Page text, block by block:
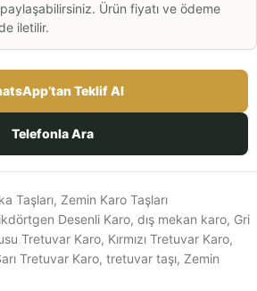
Ürün fiyatı ve ödeme
iletilir.
Teklif Al
Telefonla Ara
Taşları, Zemin Karo Taşları
Desenli Karo, dış mekan karo, Gri
Tretuvar Karo, Kırmızı Tretuvar Karo,
Tretuvar Karo, tretuvar taşı, Zemin